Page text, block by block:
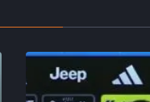
Transferde dev kapışma!
Trabzonspor yıldız
VIDEOYU İZLE